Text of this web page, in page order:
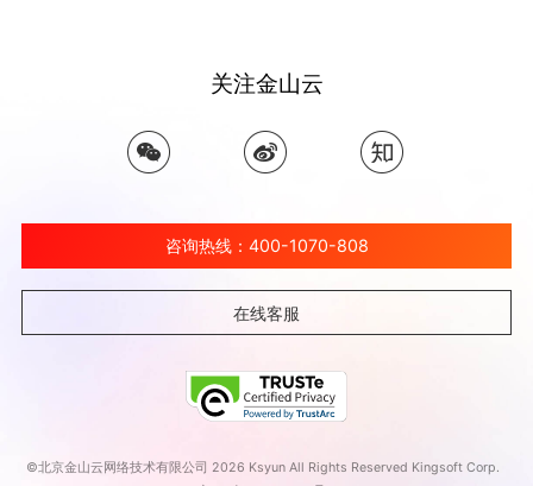
关注金山云
咨询热线：400-1070-808
在线客服
©北京金山云网络技术有限公司 2026 Ksyun All Rights Reserved Kingsoft Corp.